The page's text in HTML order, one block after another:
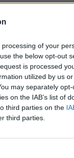
of your
the below opt-out
is processed
utilized by us
may separately
on the IAB’s list of
third parties on the
third parties.